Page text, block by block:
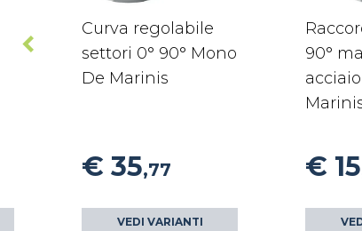
Curva regolabile
settori 0° 90° Mono
De Marinis
€ 35,77
VEDI VARIANTI
90°
€ 15